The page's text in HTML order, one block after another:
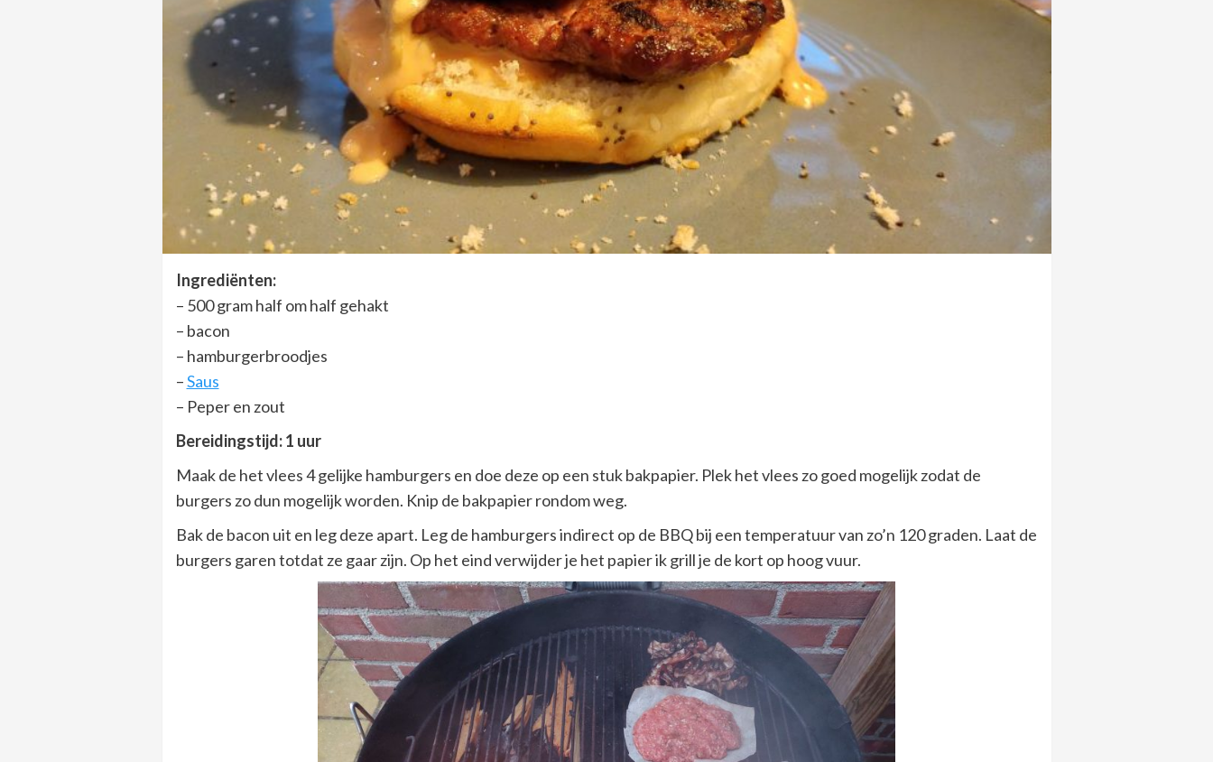
Ingrediënten:
– 500 gram half om half gehakt
– bacon
– hamburgerbroodjes
–Saus
– Peper en zout
Bereidingstijd: 1 uur
Maak de het vlees 4 gelijke hamburgers en doe deze op een stuk bakpapier. Plek het vlees zo goed mogelijk zodat de
burgers zo dun mogelijk worden. Knip de bakpapier rondom weg.
Bak de bacon uit en leg deze apart. Leg de hamburgers indirect op de BBQ bij een temperatuur van zo’n 120 graden. Laat de
burgers garen totdat ze gaar zijn. Op het eind verwijder je het papier ik grill je de kort op hoog vuur.